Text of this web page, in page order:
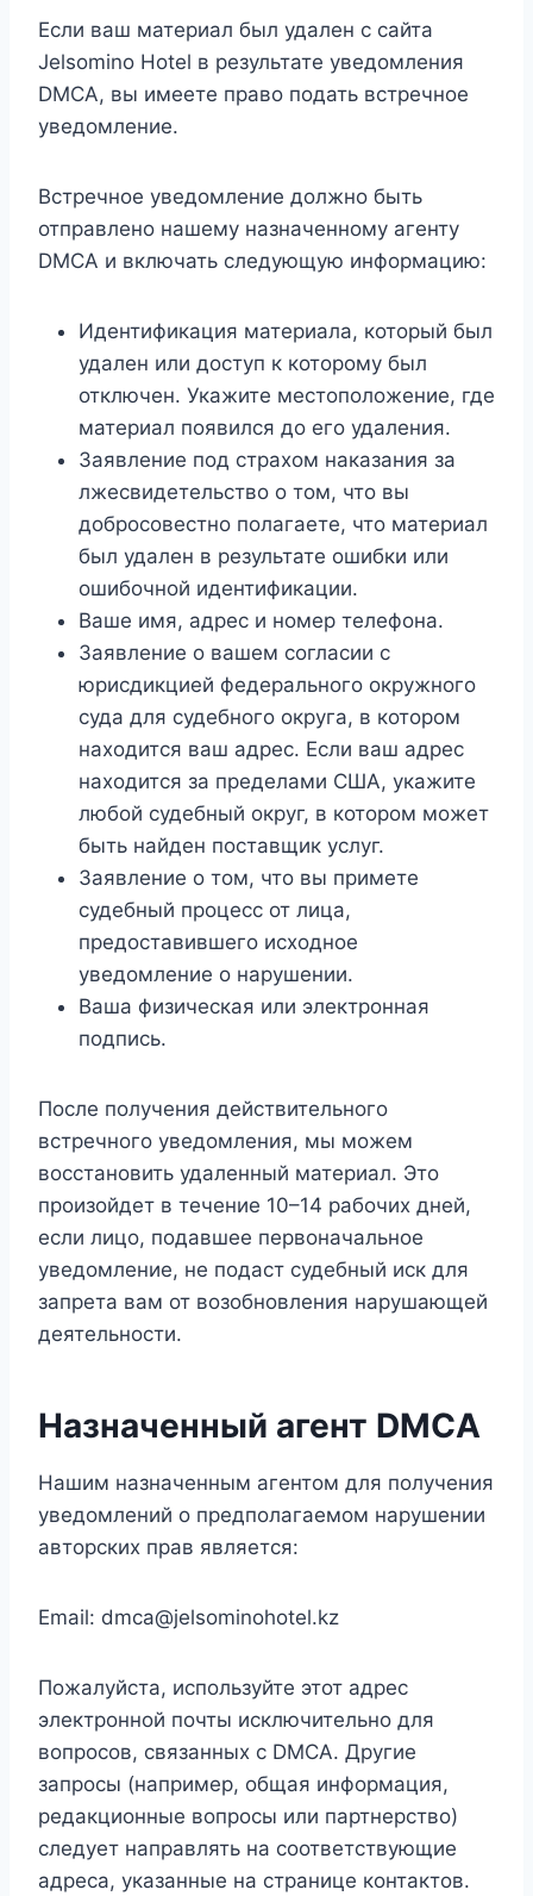
Если ваш материал был удален с сайта
Jelsomino Hotel в результате уведомления
DMCA, вы имеете право подать встречное
уведомление.
Встречное уведомление должно быть
отправлено нашему назначенному агенту
DMCA и включать следующую информацию:
Идентификация материала, который был
удален или доступ к которому был
отключен. Укажите местоположение, где
материал появился до его удаления.
Заявление под страхом наказания за
лжесвидетельство о том, что вы
добросовестно полагаете, что материал
был удален в результате ошибки или
ошибочной идентификации.
Ваше имя, адрес и номер телефона.
Заявление о вашем согласии с
юрисдикцией федерального окружного
суда для судебного округа, в котором
находится ваш адрес. Если ваш адрес
находится за пределами США, укажите
любой судебный округ, в котором может
быть найден поставщик услуг.
Заявление о том, что вы примете
судебный процесс от лица,
предоставившего исходное
уведомление о нарушении.
Ваша физическая или электронная
подпись.
После получения действительного
встречного уведомления, мы можем
восстановить удаленный материал. Это
произойдет в течение 10–14 рабочих дней,
если лицо, подавшее первоначальное
уведомление, не подаст судебный иск для
запрета вам от возобновления нарушающей
деятельности.
Назначенный агент DMCA
Нашим назначенным агентом для получения
уведомлений о предполагаемом нарушении
авторских прав является:
Email: dmca@jelsominohotel.kz
Пожалуйста, используйте этот адрес
электронной почты исключительно для
вопросов, связанных с DMCA. Другие
запросы (например, общая информация,
редакционные вопросы или партнерство)
следует направлять на соответствующие
адреса, указанные на странице контактов.